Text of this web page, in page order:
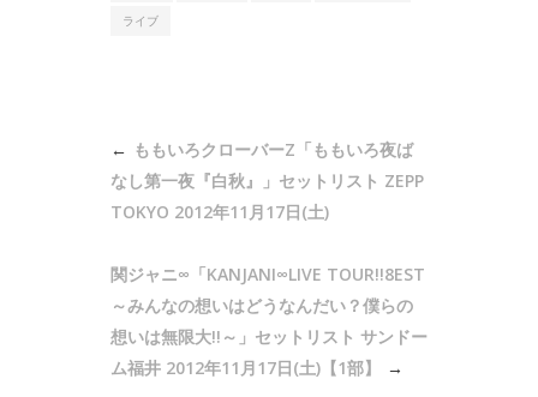
ライブ
ももいろクローバーZ「ももいろ夜ば
なし第一夜『白秋』」セットリスト ZEPP
TOKYO 2012年11月17日(土)
関ジャニ∞「KANJANI∞LIVE TOUR!!8EST
～みんなの想いはどうなんだい？僕らの
想いは無限大!!～」セットリスト サンドー
ム福井 2012年11月17日(土)【1部】